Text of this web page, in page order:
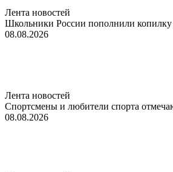
Лента новостей
Школьники России пополнили копилку
08.08.2026
Лента новостей
Спортсмены и любители спорта
08.08.2026